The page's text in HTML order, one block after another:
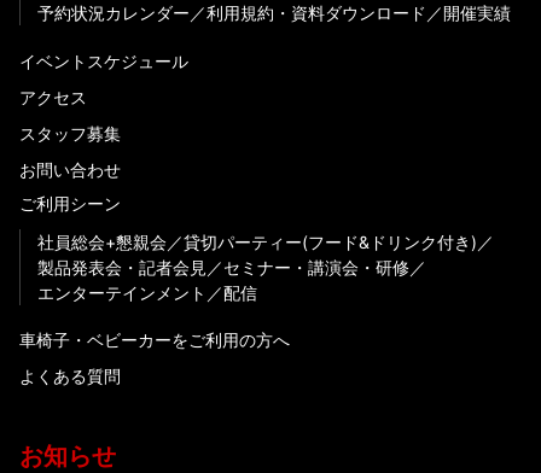
予約状況カレンダー
利用規約・資料ダウンロード 開催実績
イベントスケジュール
アクセス
スタッフ募集
お問い合わせ
ご利用シーン
社員総会+懇親会
貸切パーティー(フード&ドリンク付き)
製品発表会・記者会見
セミナー・講演会・研修
エンターテインメント
配信
車椅子・ベビーカーをご利用の方へ
よくある質問
お知らせ